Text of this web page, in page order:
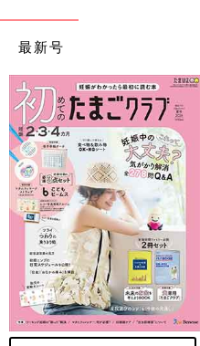
最新号